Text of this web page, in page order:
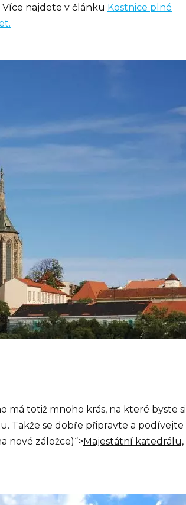
Více najdete v článku Kostnice plné
má totiž mnoho krás, na které byste si
Takže se dobře připravte a podívejte
nové záložce)“> Majestátní katedrálu,